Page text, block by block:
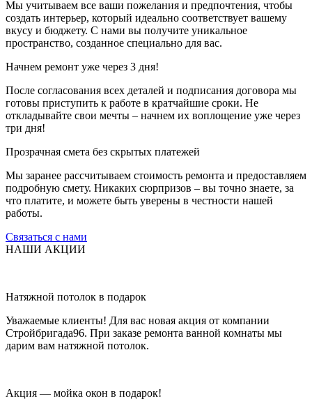
Мы учитываем все ваши пожелания и предпочтения, чтобы
создать интерьер, который идеально соответствует вашему
вкусу и бюджету. С нами вы получите уникальное
пространство, созданное специально для вас.
Начнем ремонт уже через 3 дня!
После согласования всех деталей и подписания договора мы
готовы приступить к работе в кратчайшие сроки. Не
откладывайте свои мечты – начнем их воплощение уже через
три дня!
Прозрачная смета без скрытых платежей
Мы заранее рассчитываем стоимость ремонта и предоставляем
подробную смету. Никаких сюрпризов – вы точно знаете, за
что платите, и можете быть уверены в честности нашей
работы.
Связаться с нами
НАШИ АКЦИИ
Натяжной потолок в подарок
Уважаемые клиенты! Для вас новая акция от компании
Стройбригада96. При заказе ремонта ванной комнаты мы
дарим вам натяжной потолок.
Акция — мойка окон в подарок!